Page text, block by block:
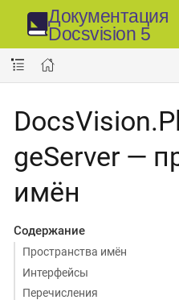
Документация
Docsvision 5
geServer —
имён
Содержание
Пространства имён
Интерфейсы
Перечисления